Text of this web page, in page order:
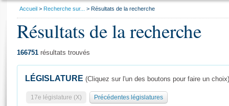
Général
Vous
Accueil Recherche sur... Résultats de la recherche
Résultats de la recherche
166751 résultats trouvés
LÉGISLATURE (Cliquez sur l'un des boutons pour faire un choix)
17e législature (X) Précédentes législatures